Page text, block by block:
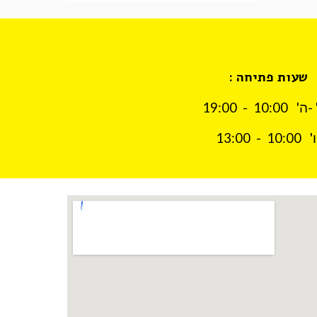
שעות פתיחה :
ו'   10:00  -  13:00